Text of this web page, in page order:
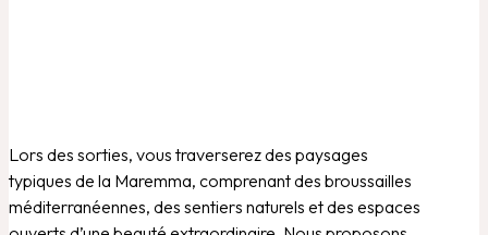
Lors des sorties, vous traverserez des paysages
typiques de la Maremma, comprenant des broussailles
méditerranéennes, des sentiers naturels et des espaces